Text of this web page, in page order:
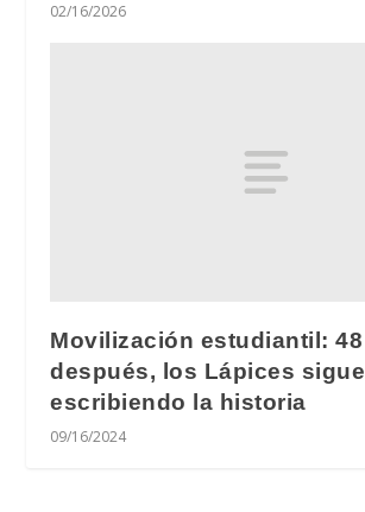
02/16/2026
Movilización estudiantil:
después, los Lápices sigue
escribiendo la historia
09/16/2024